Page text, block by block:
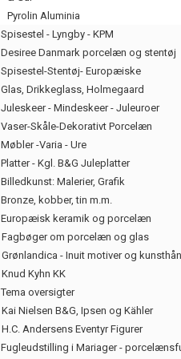
Pyrolin Aluminia
Spisestel - Lyngby - KPM
Desiree Danmark porcelæn og stentøj
Spisestel-Stentøj- Europæiske
Glas, Drikkeglass, Holmegaard
Juleskeer - Mindeskeer - Juleuroer
Vaser-Skåle-Dekorativt Porcelæn
Møbler -Varia - Ure
Platter - Kgl. B&G Juleplatter
Billedkunst: Malerier, Grafik
Bronze, kobber, tin m.m.
Europæisk keramik og porcelæn
Fagbøger om porcelæn og glas
Grønlandica - Inuit motiver og
Knud Kyhn KK
Tema oversigter
Kai Nielsen B&G, Ipsen og Kähler
H.C. Andersens Eventyr Figurer
Fugleudstilling i Mariager -